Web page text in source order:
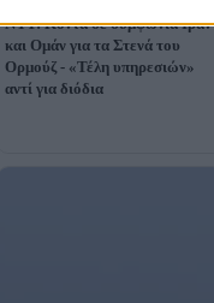
NYT: Κοντά σε συμφωνία Ιράν
και Ομάν για τα Στενά του
Ορμούζ - «Τέλη υπηρεσιών»
αντί για διόδια